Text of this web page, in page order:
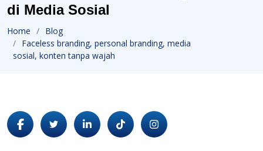
di Media Sosial
Home
Blog
Faceless branding, personal branding, media
sosial, konten tanpa wajah